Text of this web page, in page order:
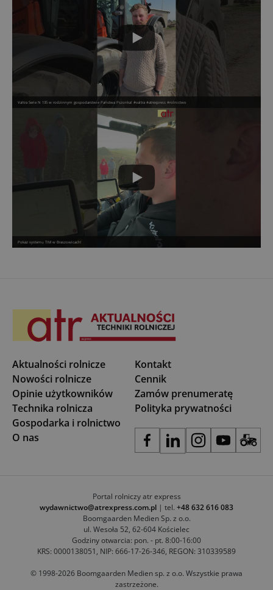
Valtra Serie N 135 w rodzinnym gospodarstwie Państwa Pszonka! #valtra #atrexpress #rolnictwo
Pokaz systemu TIM w Braszowicach!
Aktualności rolnicze
Nowości rolnicze
Opinie użytkowników
Technika rolnicza
Gospodarka i rolnictwo
O nas
Kontakt
Cennik
Zamów prenumeratę
Polityka prywatności
Portal rolniczy atr express
wydawnictwo@atrexpress.com.pl | tel. +48 632 616 083
Boomgaarden Medien Sp. z o.o.
ul. Wesoła 52, 62-604 Kościelec
Godziny otwarcia: pon. - pt. 8:00-16:00
KRS: 0000138051, NIP: 666-17-26-346, REGON: 310339589
© 1998-2026 Boomgaarden Medien sp. z o.o. Wszystkie prawa
zastrzeżone.